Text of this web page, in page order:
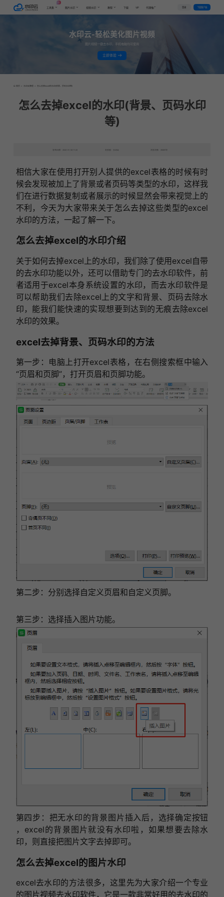
工具集 图片水印 视频水印 教程 下载 VIP 代理推广 登录 下载客户端
水印云-轻松美化图片视频
图片视频一键去水印，手机电脑均可使用
立即体验
首页 > 水印云教程 > 怎么去掉excel的水印(背景、页码水印等)
怎么去掉excel的水印(背景、页码水印
等)
发布日期：2022-01-08 11:22 发表者：水印云 浏览次数：25567次
相信大家在使用打开别人提供的excel表格的时候有时
候会发现被加上了背景或者页码等类型的水印，这样我
们在进行数据复制或者展示的时候显然会带来视觉上的
不利，今天为大家带来关于怎么去掉这些类型的excel
水印的方法，一起了解一下。
怎么去掉excel的水印介绍
关于如何去掉excel上的水印，我们除了使用excel自带
的去水印功能以外，还可以借助专门的去水印软件，前
者适用于excel本身系统设置的水印，而去水印软件是
可以帮助我们去除excel上的文字和背景、页码去除水
印，能我们能快速的实现想要到达到的无痕去除excel
水印的效果。
excel去掉背景、页码水印的方法
第一步：电脑上打开excel表格，在右侧搜索框中输入
“页眉和页脚”，打开页眉和页脚功能。
第二步：分别选择自定义页眉和自定义页脚。
第三步：选择插入图片功能。
第四步：把无水印的背景图片插入后，选择确定按钮
，excel的背景图片就没有水印啦，如果想要去除水
印，则直接把图片文字去掉即可。
怎么去掉excel的图片水印
excel去水印的方法很多，这里先为大家介绍一个专业
的图片视频去水印软件，它是一款非常好用的去水印的